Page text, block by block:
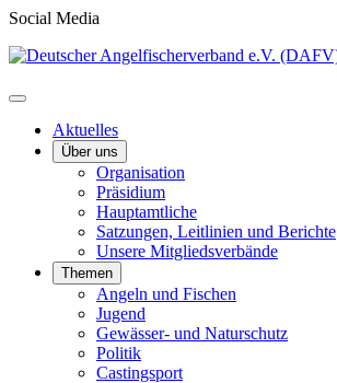
Social Media
Aktuelles
Über uns
Organisation
Präsidium
Hauptamtliche
Satzungen, Leitlinien und Berichte
Unsere Mitgliedsverbände
Themen
Angeln und Fischen
Jugend
Gewässer- und Naturschutz
Politik
Castingsport